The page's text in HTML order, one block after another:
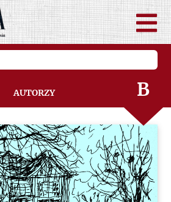
Autorzy
A
B
C
D
F